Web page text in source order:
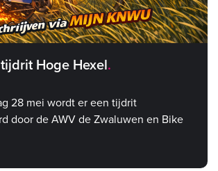
Hoge Hexel
28 mei wordt er een tijdrit
door de AWV de Zwaluwen en Bike